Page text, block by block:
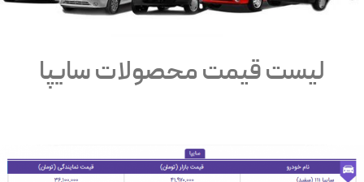
لیست قیمت محصولات سایپا